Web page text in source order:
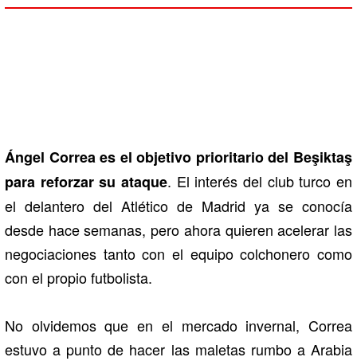
Ángel Correa es el objetivo prioritario del Beşiktaş
para reforzar su ataque. El interés del club turco en
el delantero del Atlético de Madrid ya se conocía
desde hace semanas, pero ahora quieren acelerar las
negociaciones tanto con el equipo colchonero como
con el propio futbolista.
No olvidemos que en el mercado invernal, Correa
estuvo a punto de hacer las maletas rumbo a Arabia